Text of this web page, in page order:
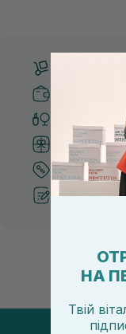
Безпечні
Тільки
Система
Кращі ціни та
НА
Твій